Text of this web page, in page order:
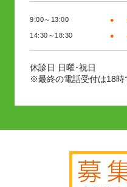
9:00～13:00 ●
14:30～18:30 ●
休診日 日曜･祝日
※最終の電話受付は18時